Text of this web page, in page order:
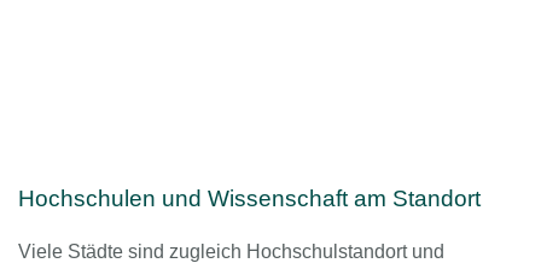
Hochschulen und Wissenschaft am Standort
Viele Städte sind zugleich Hochschulstandort und